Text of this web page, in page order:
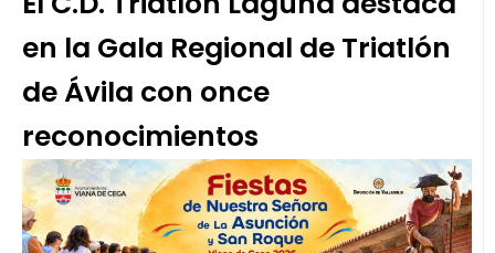
en la Gala Regional de Triatlón
de Ávila con once
reconocimientos